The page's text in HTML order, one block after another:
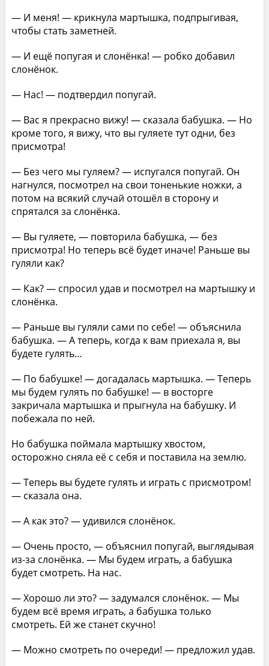
— И меня! — крикнула мартышка, подпрыгивая,
чтобы стать заметней.
— И ещё попугая и слонёнка! — робко добавил
слонёнок.
— Нас! — подтвердил попугай.
— Вас я прекрасно вижу! — сказала бабушка. — Но
кроме того, я вижу, что вы гуляете тут одни, без
присмотра!
— Без чего мы гуляем? — испугался попугай. Он
нагнулся, посмотрел на свои тоненькие ножки, а
потом на всякий случай отошёл в сторону и
спрятался за слонёнка.
— Вы гуляете, — повторила бабушка, — без
присмотра! Но теперь всё будет иначе! Раньше вы
гуляли как?
— Как? — спросил удав и посмотрел на мартышку и
слонёнка.
— Раньше вы гуляли сами по себе! — объяснила
бабушка. — А теперь, когда к вам приехала я, вы
будете гулять…
— По бабушке! — догадалась мартышка. — Теперь
мы будем гулять по бабушке! — в восторге
закричала мартышка и прыгнула на бабушку. И
побежала по ней.
Но бабушка поймала мартышку хвостом,
осторожно сняла её с себя и поставила на землю.
— Теперь вы будете гулять и играть с присмотром!
— сказала она.
— А как это? — удивился слонёнок.
— Очень просто, — объяснил попугай, выглядывая
из-за слонёнка. — Мы будем играть, а бабушка
будет смотреть. На нас.
— Хорошо ли это? — задумался слонёнок. — Мы
будем всё время играть, а бабушка только
смотреть. Ей же станет скучно!
— Можно смотреть по очереди! — предложил удав.